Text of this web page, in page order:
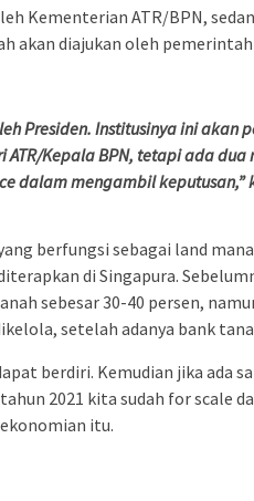
Kementerian ATR/BPN,
akan diajukan oleh
Presiden. Institusinya ini akan
Kepala BPN, tetapi ada dua
dalam mengambil keputusan,”
berfungsi sebagai land
di Singapura.
sebesar 30-40 persen,
setelah adanya bank
berdiri. Kemudian jika ada
2021 kita sudah for scale
itu.